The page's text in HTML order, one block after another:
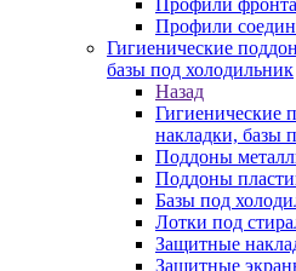
Профили
Профили
Гигиенические
базы под холодильник
Назад
Гигиенические
накладки, базы
Поддоны
Поддоны
Базы под
Лотки под
Защитные
Защитные